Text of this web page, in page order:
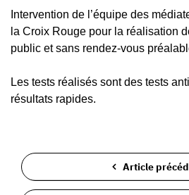
Intervention de l’équipe des
la Croix Rouge pour la réalisation
public et sans rendez-vous
Les tests réalisés sont des tests
résultats rapides.
Article